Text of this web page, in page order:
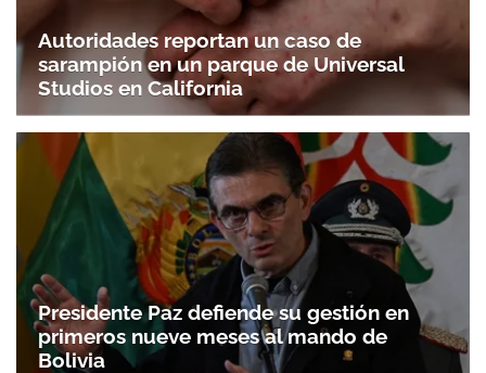
Autoridades reportan un caso de
sarampión en un parque de Universal
Studios en California
Presidente Paz defiende su gestión en
primeros nueve meses al mando de
Bolivia